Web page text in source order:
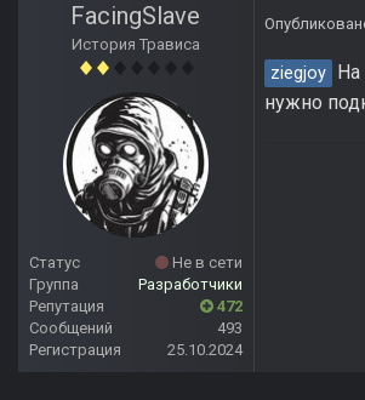
FacingSlave
История Трависа
Статус
Не в сети
Группа
Разработчики
Репутация
472
Сообщений
493
Регистрация
25.10.2024
ziegjoy На
нужно